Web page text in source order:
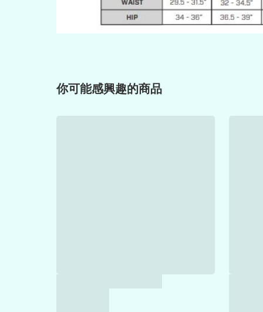
你可能感興趣的商品